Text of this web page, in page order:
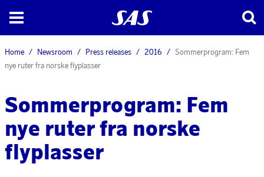
Home Newsroom Press releases 2016
Sommerprogram: Fem
nye ruter fra norske flyplasser
Sommerprogram: Fem
nye ruter fra norske
flyplasser